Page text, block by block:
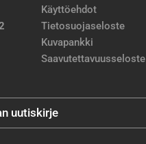
Käyttöehdot
Tietosuojaseloste
Kuvapankki
Saavutettavuusseloste
uutiskirje